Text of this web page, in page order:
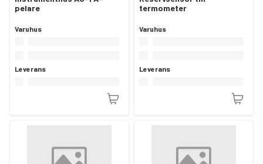
pelare
Varuhus
Leverans
termometer
Varuhus
Leverans